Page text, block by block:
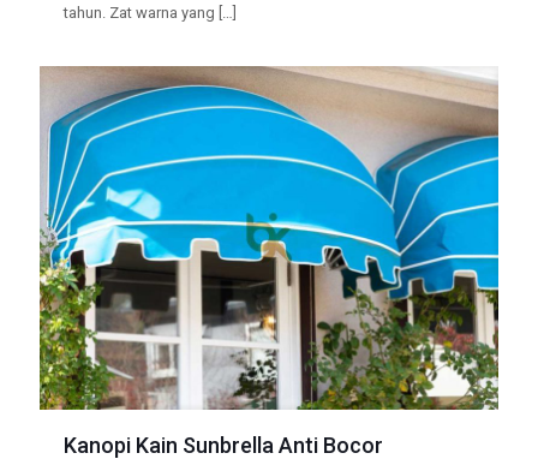
tahun. Zat warna yang […]
Kanopi Kain Sunbrella Anti Bocor